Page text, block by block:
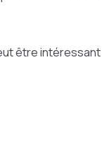
être intéressant